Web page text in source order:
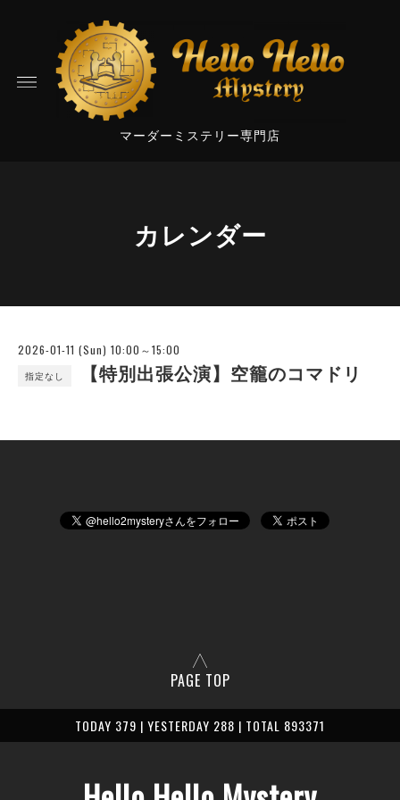
マーダーミステリー専門店
カレンダー
2026-01-11 (Sun) 10:00～15:00
指定なし 【特別出張公演】空籠のコマドリ
PAGE TOP
TODAY 379 | YESTERDAY 288 | TOTAL 893371